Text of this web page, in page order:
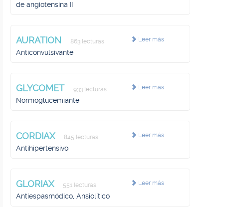
de angiotensina II
Leer más
AURATION 863 lecturas
Anticonvulsivante
Leer más
GLYCOMET 933 lecturas
Normoglucemiante
Leer más
CORDIAX 845 lecturas
Antihipertensivo
Leer más
GLORIAX 551 lecturas
Antiespasmódico, Ansiolítico